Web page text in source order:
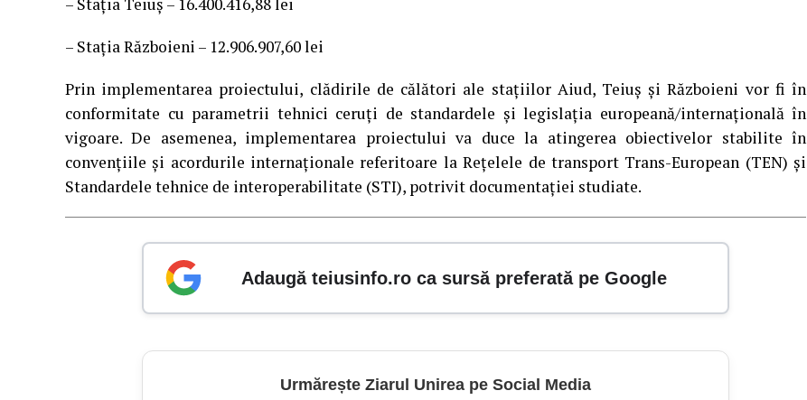
– Stația Războieni – 12.906.907,60 lei
Prin implementarea proiectului, clădirile de călători ale stațiilor Aiud, Teiuș și Războieni vor fi în
conformitate cu parametrii tehnici ceruți de standardele și legislația europeană/internațională în
vigoare. De asemenea, implementarea proiectului va duce la atingerea obiectivelor stabilite în
convențiile și acordurile internaționale referitoare la Rețelele de transport Trans-European (TEN) și
Standardele tehnice de interoperabilitate (STI), potrivit documentației studiate.
Adaugă teiusinfo.ro ca sursă preferată pe Google
Urmărește Ziarul Unirea pe Social Media